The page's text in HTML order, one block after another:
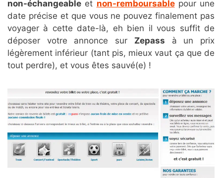
non-échangeable et non-remboursablepour une
date précise et que vous ne pouvez finalement pas
voyager à cette date-là, eh bien il vous suffit de
déposer votre annonce sur Zepass à un prix
légèrement inférieur (tant pis, mieux vaut ça que de
tout perdre), et vous êtes sauvé(e) !